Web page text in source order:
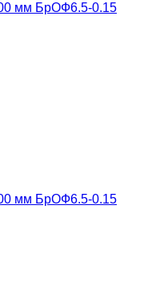
мм БрОФ6.5-0.15
мм БрОФ6.5-0.15